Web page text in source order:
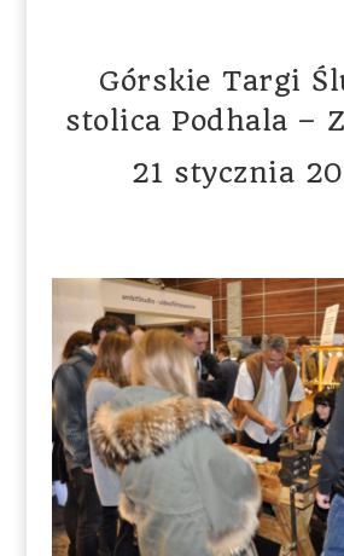
Górskie Targi
stolica Podhala –
21 stycznia